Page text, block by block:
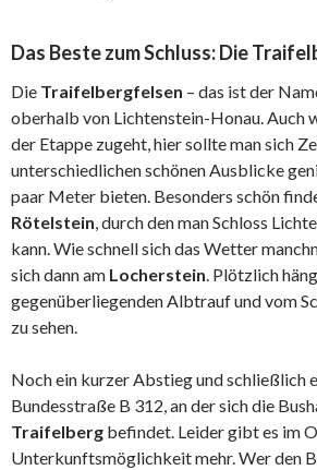
Das Beste zum Schluss: Die
Die Traifelbergfelsen – das ist der
oberhalb von Lichtenstein-Honau. Auch
der Etappe zugeht, hier sollte man sich
unterschiedlichen schönen Ausblicke
paar Meter bieten. Besonders schön
Rötelstein, durch den man Schloss
kann. Wie schnell sich das Wetter
sich dann am Locherstein. Plötzlich
gegenüberliegenden Albtrauf und vom
zu sehen.
Noch ein kurzer Abstieg und schließlich
Bundesstraße B 312, an der sich die
Traifelberg befindet. Leider gibt es im
Unterkunftsmöglichkeit mehr. Wer den